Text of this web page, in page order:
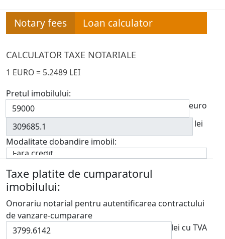
Notary fees Loan calculator
CALCULATOR TAXE NOTARIALE
1 EURO = 5.2489 LEI
Pretul imobilului:
euro
lei
Modalitate dobandire imobil:
Taxe platite de cumparatorul
imobilului:
Onorariu notarial pentru autentificarea contractului
de vanzare-cumparare
lei cu TVA